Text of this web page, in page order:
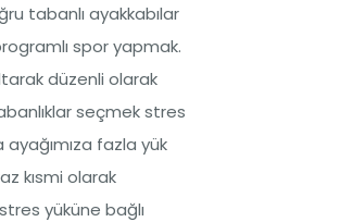
tabanlı ayakkabılar
spor yapmak.
düzenli olarak
seçmek stres
fazla yük
kısmi olarak
yüküne bağlı